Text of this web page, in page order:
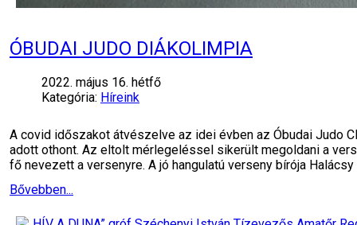
ÓBUDAI JUDO DIÁKOLIMPIA
2022. május 16. hétfő
Kategória: Híreink
A covid időszakot átvészelve az idei évben az Óbudai Judo
adott othont. Az eltolt mérlegeléssel sikerült megoldani a
fő nevezett a versenyre. A jó hangulatú verseny bírója
Bővebben...